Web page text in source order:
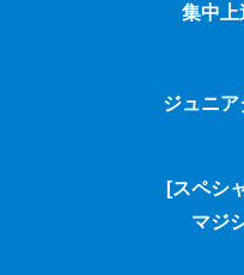
集中上
ジュニ
[スペシ
マジ